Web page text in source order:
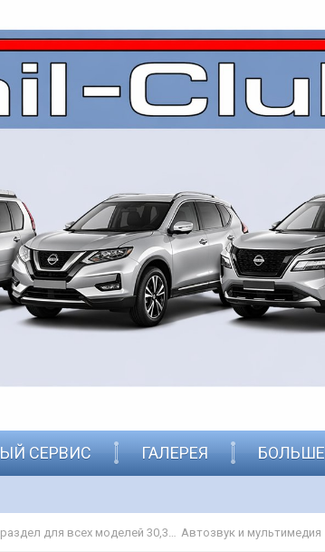
СЕРВИС ГАЛЕРЕЯ БОЛЬШЕ
Дополнительное оборудование и тюнинг (общий раздел для всех моделей 30,31,32) Автозвук и мультимедия